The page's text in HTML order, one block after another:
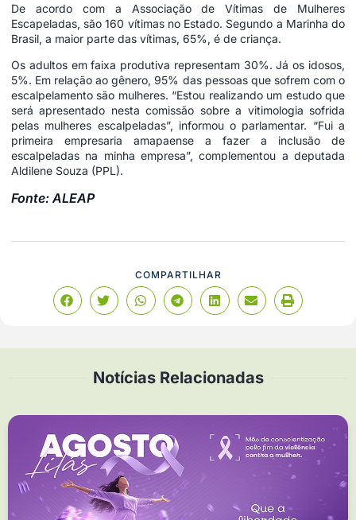
De acordo com a Associação de Vítimas de Mulheres
Escapeladas, são 160 vítimas no Estado. Segundo a Marinha do
Brasil, a maior parte das vítimas, 65%, é de criança.
Os adultos em faixa produtiva representam 30%. Já os idosos,
5%. Em relação ao gênero, 95% das pessoas que sofrem com o
escalpelamento são mulheres. “Estou realizando um estudo que
será apresentado nesta comissão sobre a vitimologia sofrida
pelas mulheres escalpeladas”, informou o parlamentar. “Fui a
primeira empresaria amapaense a fazer a inclusão de
escalpeladas na minha empresa”, complementou a deputada
Aldilene Souza (PPL).
Fonte: ALEAP
COMPARTILHAR
Notícias Relacionadas